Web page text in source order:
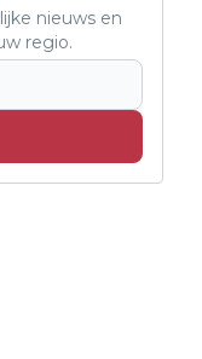
nieuws en
regio.